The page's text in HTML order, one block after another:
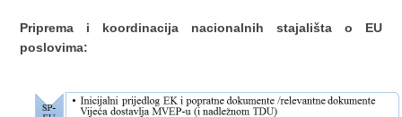
Priprema i koordinacija nacionalnih stajališta o EU
poslovima: